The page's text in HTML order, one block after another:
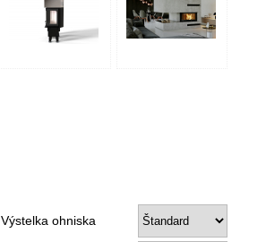
Výstelka ohniska